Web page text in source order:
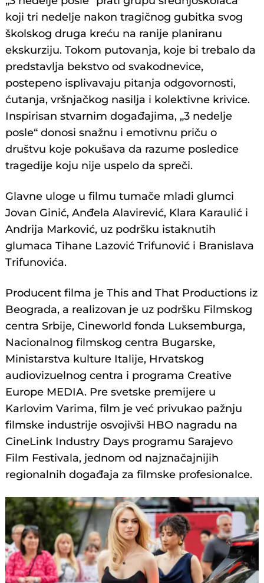
koji tri nedelje nakon tragičnog gubitka svog
školskog druga kreću na ranije planiranu
ekskurziju. Tokom putovanja, koje bi trebalo da
predstavlja bekstvo od svakodnevice,
postepeno isplivavaju pitanja odgovornosti,
ćutanja, vršnjačkog nasilja i kolektivne krivice.
Inspirisan stvarnim događajima, „3 nedelje
posle“ donosi snažnu i emotivnu priču o
društvu koje pokušava da razume posledice
tragedije koju nije uspelo da spreči.
Glavne uloge u filmu tumače mladi glumci
Jovan Ginić, Anđela Alavirević, Klara Karaulić i
Andrija Marković, uz podršku istaknutih
glumaca Tihane Lazović Trifunović i Branislava
Trifunovića.
Producent filma je This and That Productions iz
Beograda, a realizovan je uz podršku Filmskog
centra Srbije, Cineworld fonda Luksemburga,
Nacionalnog filmskog centra Bugarske,
Ministarstva kulture Italije, Hrvatskog
audiovizuelnog centra i programa Creative
Europe MEDIA. Pre svetske premijere u
Karlovim Varima, film je već privukao pažnju
filmske industrije osvojivši HBO nagradu na
CineLink Industry Days programu Sarajevo
Film Festivala, jednom od najznačajnijih
regionalnih događaja za filmske profesionalce.